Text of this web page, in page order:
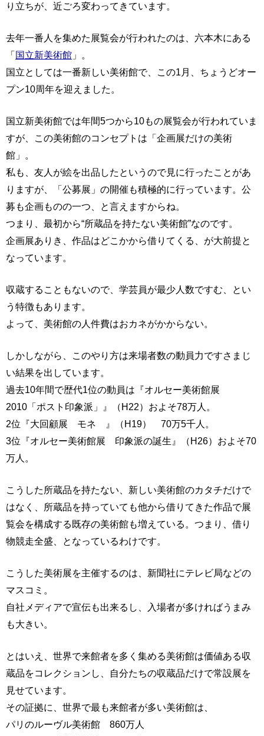
り立ちが、近ごろ変わってきています。
去年一番人を集めた展覧会が行われたのは、六本木にある
「国立新美術館 」。
国立としては一番新しい美術館で、この1月、ちょうどオー
プン10周年を迎えました。
国立新美術館では年間5つから10もの展覧会が行われていま
すが、この美術館のコンセプトは「企画展だけの美術
館」。
私も、友人が絵を出品したというので見に行ったことがあ
りますが、「公募展」の開催も積極的に行っています。公
募も企画ものの一つ、と言えますからね。
つまり、最初から“所蔵品を持たない美術館”なのです。
企画展ありき、作品はどこかから借りてくる、が大前提と
なっています。
収蔵することもないので、学芸員が最少人数ですむ、とい
う特徴もあります。
よって、美術館の人件費はおカネがかからない。
しかしながら、このやり方は来場者数の動員力ですさまじ
い結果を出しています。
過去10年間で歴代1位の動員は『オルセー美術館展
2010「ポスト印象派」』（H22）およそ78万人。
2位『大回顧展 モネ 』（H19） 70万5千人。
3位『オルセー美術館展 印象派の誕生』（H26）およそ70
万人。
こうした所蔵品を持たない、新しい美術館のカタチだけで
はなく、所蔵品を持っていても他から借りてきた作品で展
覧会を構成する既存の美術館も増えている。つまり、借り
物競走全盛、となっているわけです。
こうした美術展を主催するのは、新聞社にテレビ局などの
マスコミ。
自社メディアで宣伝も出来るし、入場者が多ければうまみ
も大きい。
とはいえ、世界で来館者を多く集める美術館は価値ある収
蔵品をコレクションし、自分たちの収蔵品だけで常設展を
見せています。
その証拠に、世界で最も来館者が多い美術館は、
パリのルーヴル美術館 860万人